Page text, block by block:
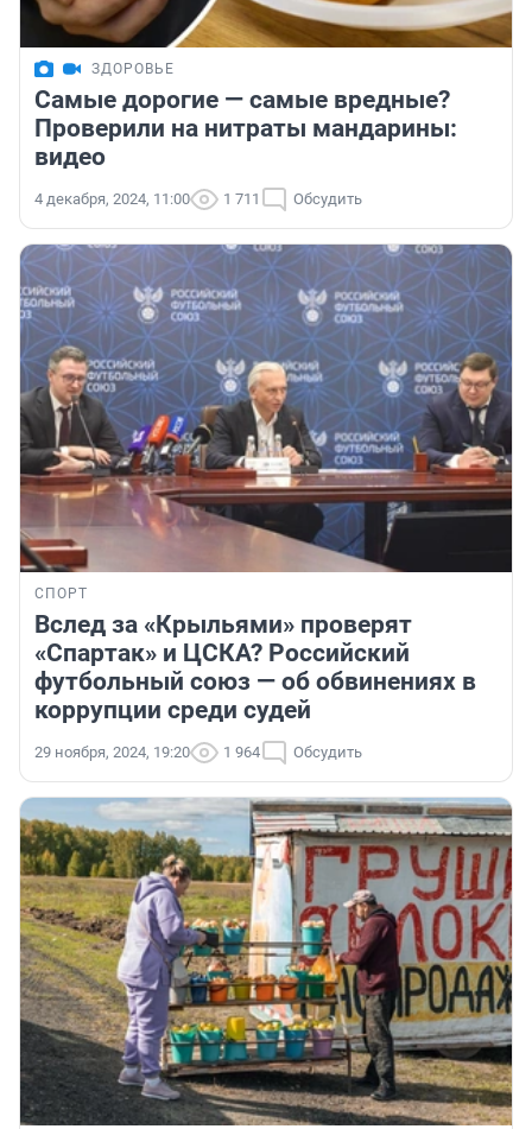
ЗДОРОВЬЕ
Самые дорогие — самые вредные?
Проверили на нитраты мандарины:
видео
4 декабря, 2024, 11:00 1 711 Обсудить
СПОРТ
Вслед за «Крыльями» проверят
«Спартак» и ЦСКА? Российский
футбольный союз — об обвинениях в
коррупции среди судей
29 ноября, 2024, 19:20 1 964 Обсудить